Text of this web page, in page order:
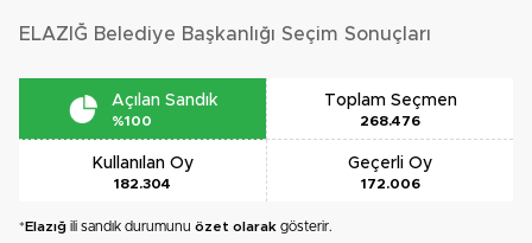
ELAZIĞ Belediye Başkanlığı Seçim Sonuçları
Açılan Sandık
%100
Toplam Seçmen
268.476
Kullanılan Oy
182.304
Geçerli Oy
172.006
*Elazığ ili sandık durumunu özet olarak gösterir.